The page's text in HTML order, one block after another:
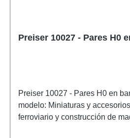
Preiser 10027 - Pares H0
Preiser 10027 - Pares H0 en
modelo: Miniaturas y
ferroviario y construcción de